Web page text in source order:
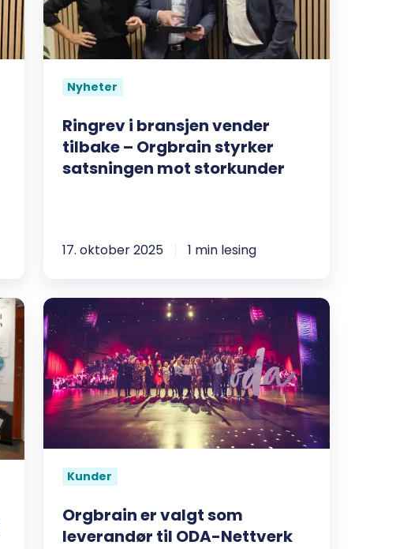
tilbake
–
Orgbrain
styrker
satsningen
mot
storkunder
Nyheter
Ringrev i bransjen vender
tilbake – Orgbrain styrker
satsningen mot storkunder
17. oktober 2025 1 min lesing
Orgbrain
er
valgt
som
leverandør
til
Nettverk
Kunder
Orgbrain er valgt som
leverandør til ODA-Nettverk